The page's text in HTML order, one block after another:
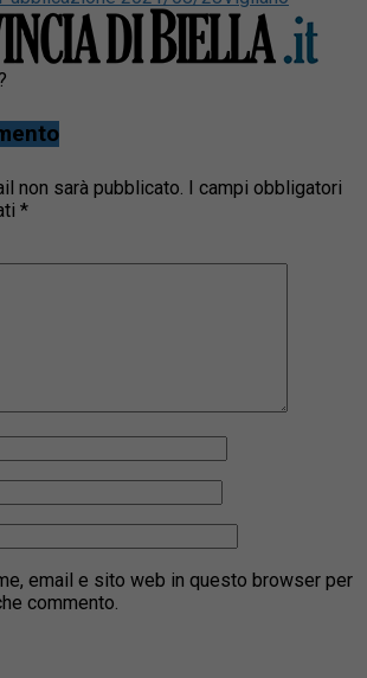
non sarà pubblicato. I campi obbligatori
*
email e sito web in questo browser per
commento.